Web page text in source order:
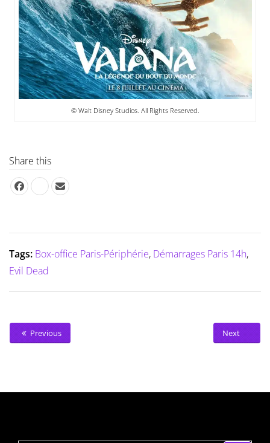
© Walt Disney Studios. All Rights Reserved.
Share this
Tags: Box-office Paris-Périphérie, Démarrages Paris 14h,
Evil Dead
Previous Next